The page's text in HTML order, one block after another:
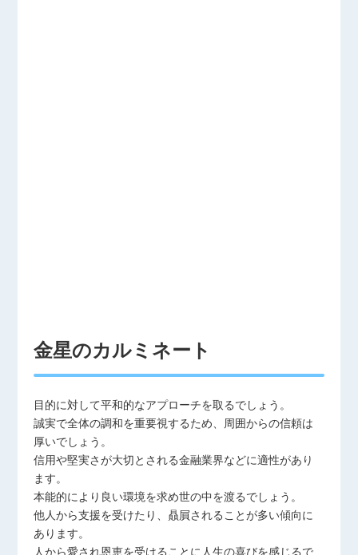
金星のカルミネート
目的に対して平和的なアプローチを取るでしょう。
誠実で全体の調和を重要視するため、周囲からの信頼は
厚いでしょう。
信用や堅実さが大切とされる金融業界などに適性があり
ます。
本能的により良い環境を求め世の中を渡るでしょう。
他人から支援を受けたり、贔屓されることが多い傾向に
あります。
人から愛され恩恵を受けることに人生の喜びを感じるで